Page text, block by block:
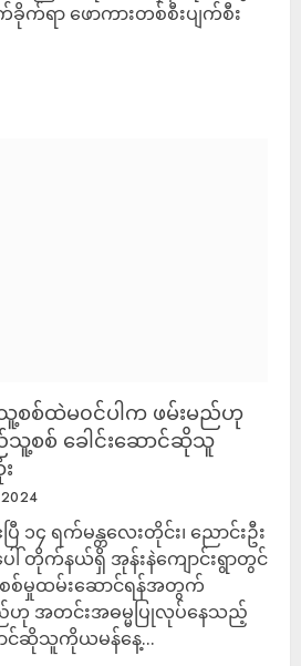
ခိုက်ရာ ဖောကားတစ်စီးပျက်စီး
စစ်ထဲမ၀င်ပါက ဖမ်းမည်ဟု
သူ့စစ် ခေါင်းဆောင်ဆိုသူ
2024
ြီ ၁၄ ရက်မန္တလေးတိုင်း၊ ညောင်းဦး
ါ် တိုက်နယ်ရှိ အုန်းနဲကျောင်းရွာတွင်
စ်မှုထမ်းဆောင်ရန်အတွက်
ဟု အတင်းအဓမ္မပြုလုပ်နေသည့်
ာင်ဆိုသူကိုယမန်နေ့...